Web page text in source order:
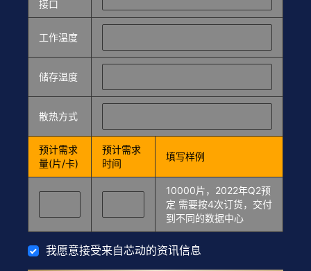
接口
工作温度
储存温度
散热方式
预计需求
量(片/卡)
预计需求
时间
填写样例
10000片，2022年Q2预
定 需要按4次订货，交付
到不同的数据中心
我愿意接受来自芯动的资讯信息